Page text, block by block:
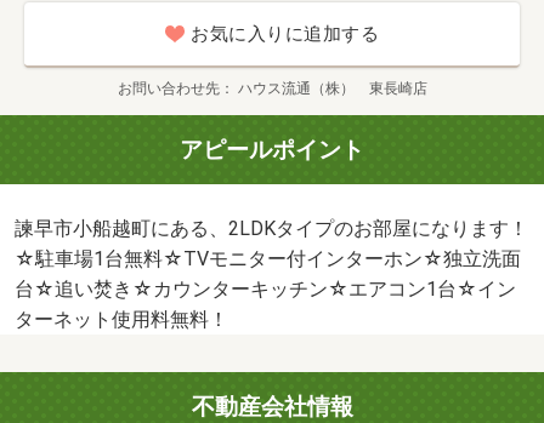
お気に入りに追加する
お問い合わせ先 ハウス流通（株） 東長崎店
アピールポイント
諫早市小船越町にある、2LDKタイプのお部屋になります！
☆駐車場1台無料☆TVモニター付インターホン☆独立洗面
台☆追い焚き☆カウンターキッチン☆エアコン1台☆イン
ターネット使用料無料！
不動産会社情報